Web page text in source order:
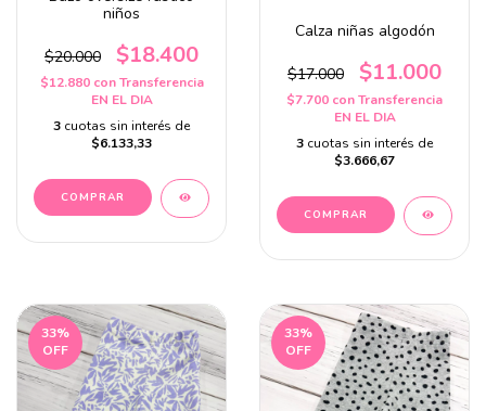
niños
$20.000 $18.400
$12.880 con Transferencia
EN EL DIA
3 cuotas sin interés de
$6.133,33
COMPRAR
Calza niñas algodón
$17.000 $11.000
$7.700 conTransferencia
EN EL DIA
3 cuotas sin interés de
$3.666,67
COMPRAR
33%
OFF
33%
OFF